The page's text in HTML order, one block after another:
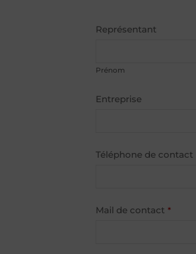
Business
Représentant
Prénom
Entreprise
Téléphone de contact
Mail de contact *